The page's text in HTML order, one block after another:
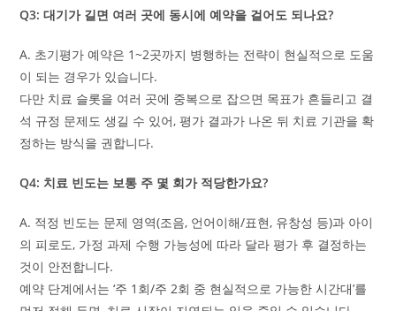
Q3: 대기가 길면 여러 곳에 동시에 예약을 걸어도 되나요?
A. 초기평가 예약은 1~2곳까지 병행하는 전략이 현실적으로 도움
이 되는 경우가 있습니다.
다만 치료 슬롯을 여러 곳에 중복으로 잡으면 목표가 흔들리고 결
석 규정 문제도 생길 수 있어, 평가 결과가 나온 뒤 치료 기관을 확
정하는 방식을 권합니다.
Q4: 치료 빈도는 보통 주 몇 회가 적당한가요?
A. 적정 빈도는 문제 영역(조음, 언어이해/표현, 유창성 등)과 아이
의 피로도, 가정 과제 수행 가능성에 따라 달라 평가 후 결정하는
것이 안전합니다.
예약 단계에서는 ‘주 1회/주 2회 중 현실적으로 가능한 시간대’를